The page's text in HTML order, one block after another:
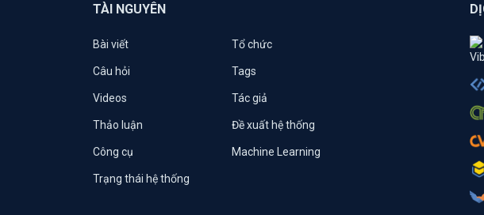
TÀI NGUYÊN
Bài viết Tổ chức
Câu hỏi Tags
Videos Tác giả
Thảo luận Đề xuất hệ thống
Công cụ Machine Learning
Trạng thái hệ thống